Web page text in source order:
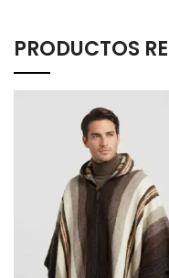
PRODUCTOS